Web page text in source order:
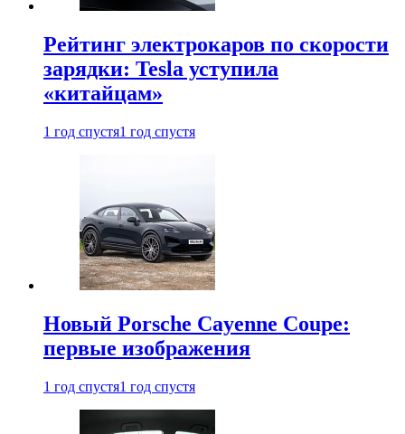
Рейтинг электрокаров по скорости
зарядки: Tesla уступила
«китайцам»
1 год спустя1 год спустя
Новый Porsche Cayenne Coupe:
первые изображения
1 год спустя1 год спустя